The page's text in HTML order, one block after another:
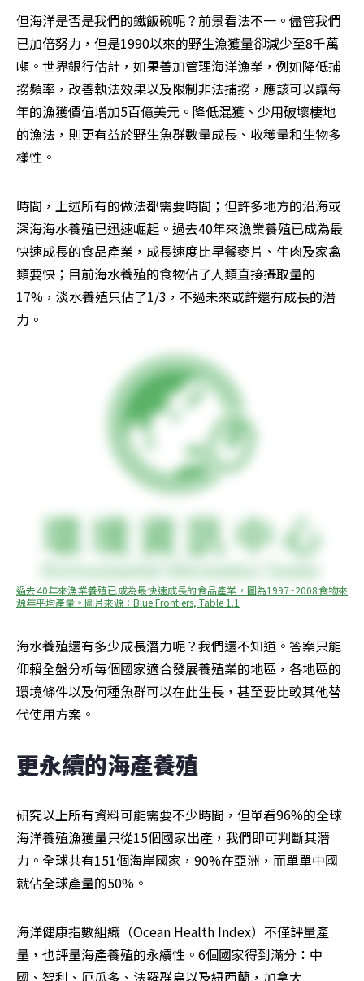
但海洋是否是我們的鐵飯碗呢？前景看法不一。儘管我們
已加倍努力，但是1990以來的野生漁獲量卻減少至8千萬
噸。世界銀行估計，如果善加管理海洋漁業，例如降低捕
撈頻率，改善執法效果以及限制非法捕撈，應該可以讓每
年的漁獲價值增加5百億美元。降低混獲、少用破壞棲地
的漁法，則更有益於野生魚群數量成長、收穫量和生物多
樣性。
時間，上述所有的做法都需要時間；但許多地方的沿海或
深海海水養殖已迅速崛起。過去40年來漁業養殖已成為最
快速成長的食品產業，成長速度比早餐麥片、牛肉及家禽
類要快；目前海水養殖的食物佔了人類直接攝取量的
17%，淡水養殖只佔了1/3，不過未來或許還有成長的潛
力。
過去40年來漁業養殖已成為最快速成長的食品產業，圖為1997~2008食物來
源年平均產量。圖片來源：Blue Frontiers, Table 1.1
海水養殖還有多少成長潛力呢？我們還不知道。答案只能
仰賴全盤分析每個國家適合發展養殖業的地區，各地區的
環境條件以及何種魚群可以在此生長，甚至要比較其他替
代使用方案。
更永續的海產養殖
研究以上所有資料可能需要不少時間，但單看96%的全球
海洋養殖漁獲量只從15個國家出產，我們即可判斷其潛
力。全球共有151個海岸國家，90%在亞洲，而單單中國
就佔全球產量的50%。
海洋健康指數組織（Ocean Health Index）不僅評量產
量，也評量海產養殖的永續性。6個國家得到滿分：中